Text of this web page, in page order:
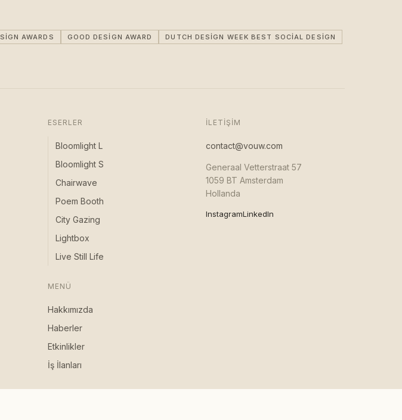
AWARDS GOOD DESIGN AWARD
DUTCH DESIGN WEEK BEST SOCIAL DESIGN
ESERLER
Bloomlight L
Bloomlight S
Chairwave
Poem Booth
City Gazing
Lightbox
Live Still Life
MENÜ
Hakkımızda
Haberler
Etkinlikler
İş İlanları
İLETIŞIM
contact@vouw.com
Generaal Vetterstraat 57
1059 BT Amsterdam
Hollanda
InstagramLinkedIn